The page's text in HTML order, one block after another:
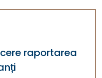
cere raportarea